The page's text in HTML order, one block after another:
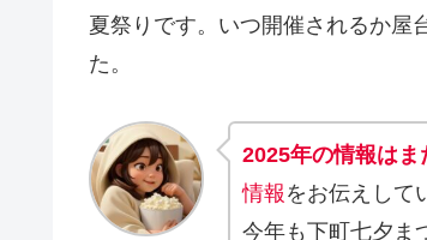
夏祭りです。いつ開催されるか屋
た。
2025年の情報は
情報 をお伝えして
今年も下町七夕ま